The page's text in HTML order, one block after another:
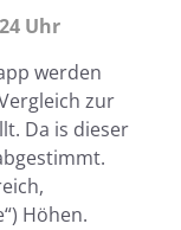
Uhr
werden
zur
Da is dieser
Höhen.